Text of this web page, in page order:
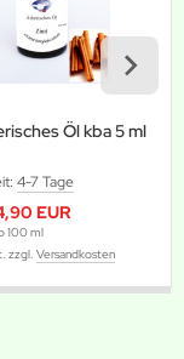
Öl kba 5 ml
4-7 Tage
EUR
100 ml
zzgl. Versandkosten